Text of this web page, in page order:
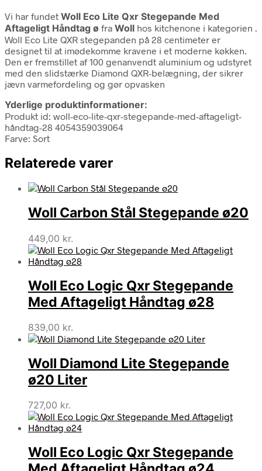
Vi har fundet Woll Eco Lite Qxr Stegepande Med
Aftageligt Håndtag ø fra Woll hos kitchenone i kategorien .
Woll Eco Lite QXR stegepanden på 28 centimeter er
designet til at imødekomme kravene i et moderne køkken.
Den er fremstillet af 100 genanvendt aluminium og udstyret
med den slidstærke Diamond QXR-belægning, der sikrer
jævn varmefordeling og gør opvasken
Yderlige produktinformationer:
Produkt id: woll-eco-lite-qxr-stegepande-med-aftageligt-
håndtag-28 4054359039064
Farve: Sort
Relaterede varer
Woll Carbon Stål Stegepande ø20
449,00 kr.
Woll Eco Logic Qxr Stegepande
Med Aftageligt Håndtag ø28
839,00 kr.
Woll Diamond Lite Stegepande
ø20 Liter
727,00 kr.
Woll Eco Logic Qxr Stegepande